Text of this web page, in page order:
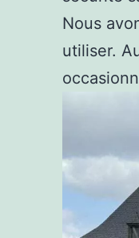
Nous
utiliser.